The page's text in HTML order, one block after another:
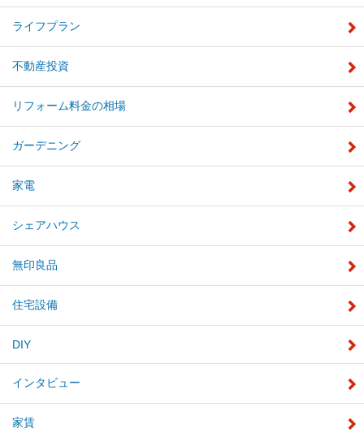
ライフプラン
不動産投資
リフォーム料金の相場
ガーデニング
家電
シェアハウス
無印良品
住宅設備
DIY
インタビュー
家賃